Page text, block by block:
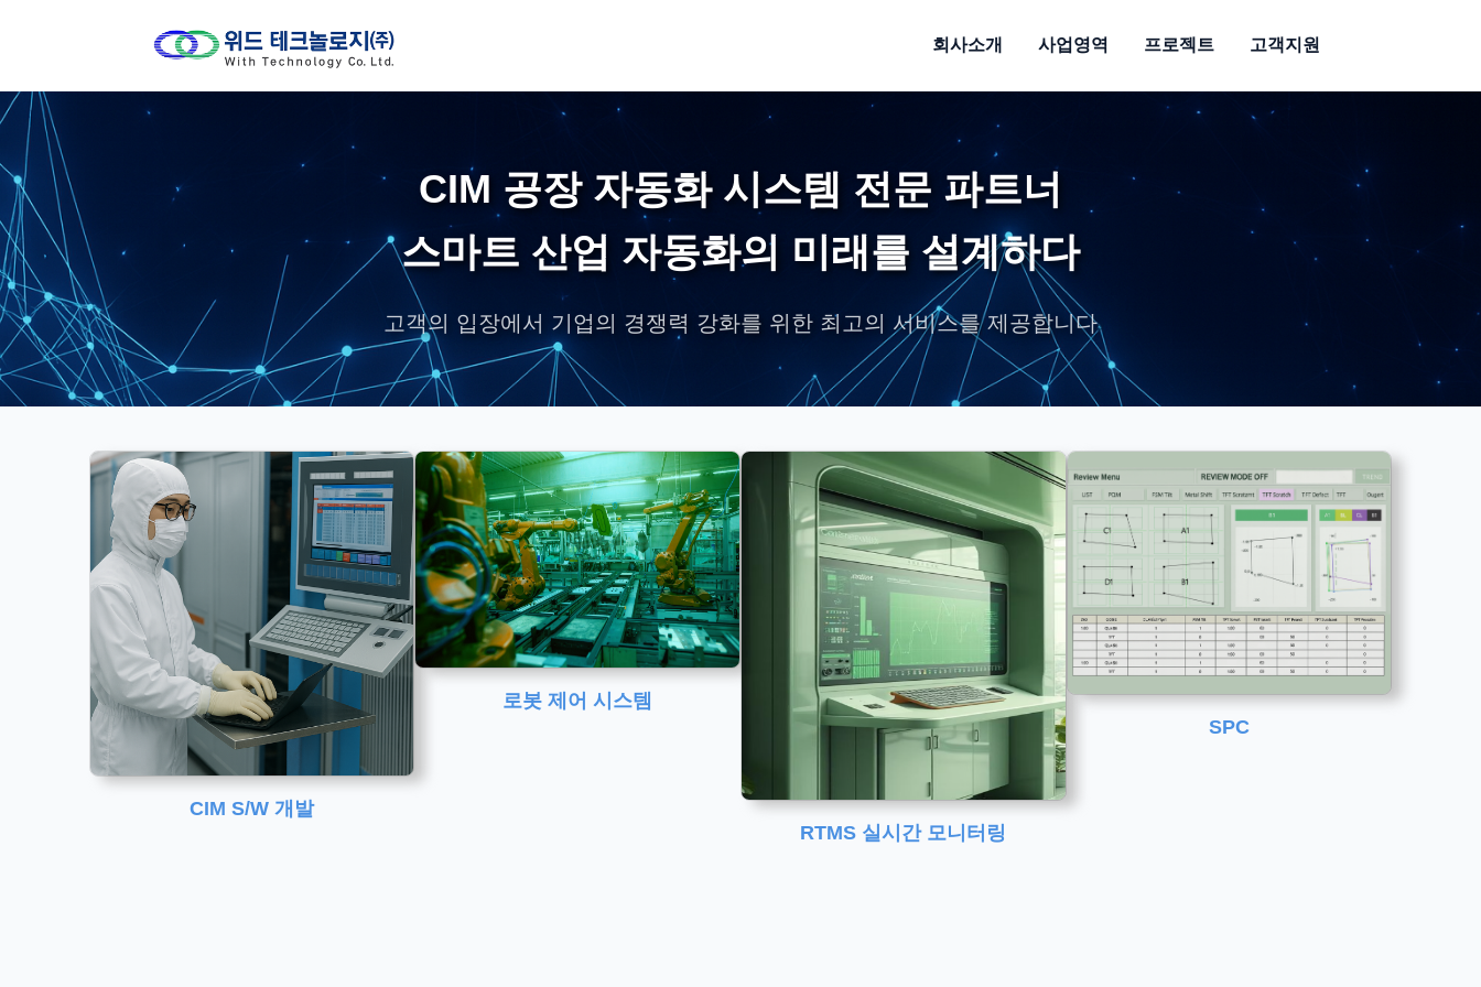
회사소개 사업영역 프로젝트 고객지원
CIM 공장 자동화 시스템 전문 파트너
스마트 산업 자동화의 미래를 설계하다
고객의 입장에서 기업의 경쟁력 강화를 위한 최고의 서비스를 제공합니다
CIM S/W 개발
로봇 제어 시스템
RTMS 실시간 모니터링
SPC